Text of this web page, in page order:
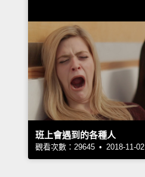
班上會遇到的各種人
觀看次數：29645 • 2018-11-02